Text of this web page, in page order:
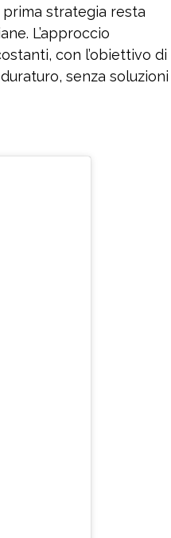
strategia resta
L’approccio
con l’obiettivo di
senza soluzioni